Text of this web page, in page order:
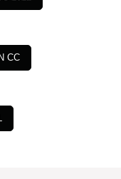
CC